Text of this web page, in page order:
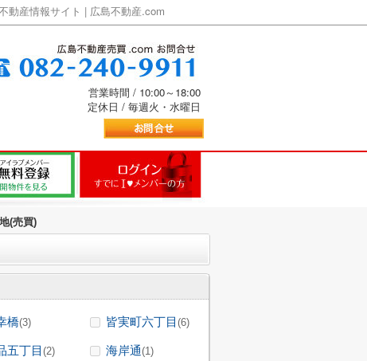
動産情報サイト | 広島不動産.com
営業時間 / 10:00～18:00
定休日 / 毎週火・水曜日
(売買)
橋(3) 皆実町六丁目 (6)
五丁目 (2) 海岸通(1)